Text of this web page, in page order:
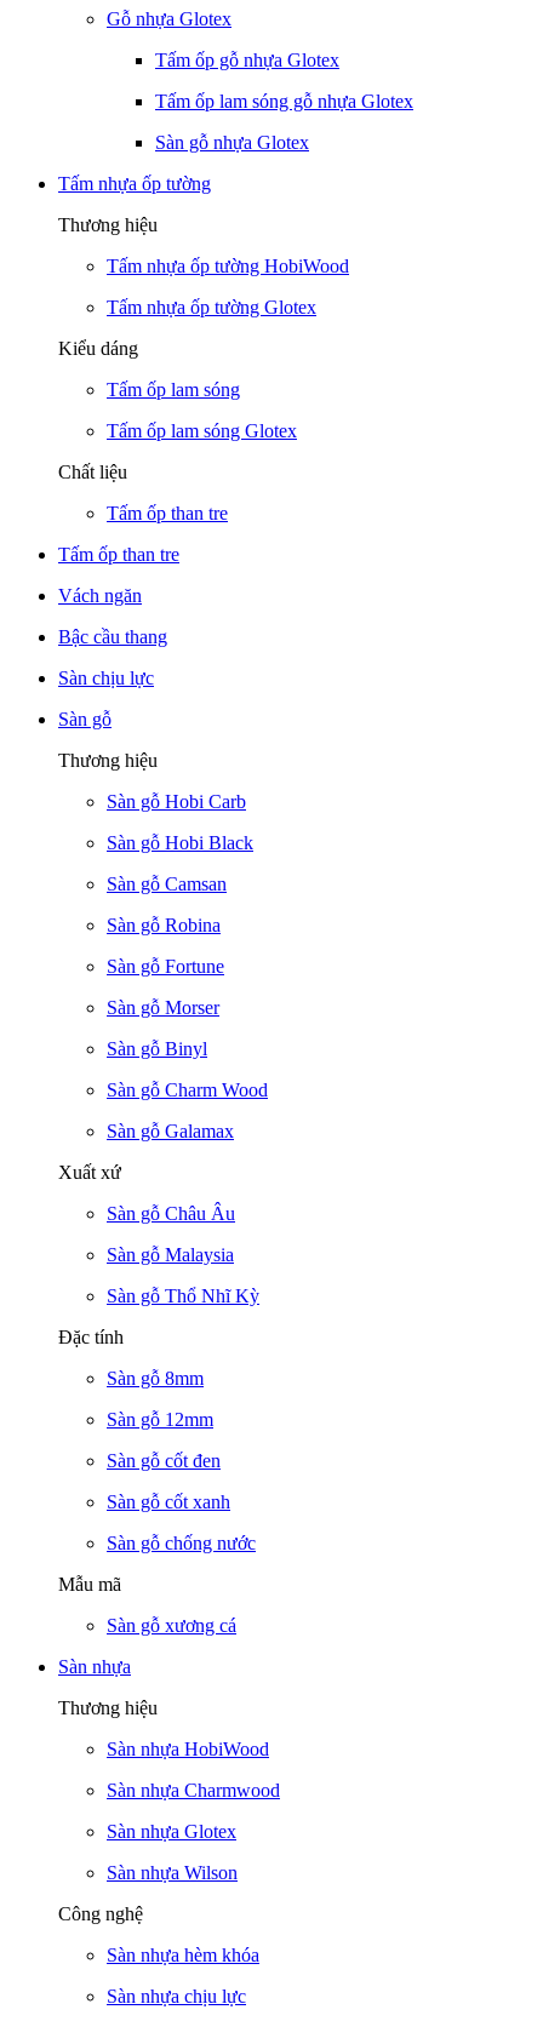
Gỗ nhựa Glotex
Tấm ốp gỗ nhựa Glotex
Tấm ốp lam sóng gỗ nhựa Glotex
Sàn gỗ nhựa Glotex
Tấm nhựa ốp tường
Thương hiệu
Tấm nhựa ốp tường HobiWood
Tấm nhựa ốp tường Glotex
Kiểu dáng
Tấm ốp lam sóng
Tấm ốp lam sóng Glotex
Chất liệu
Tấm ốp than tre
Tấm ốp than tre
Vách ngăn
Bậc cầu thang
Sàn chịu lực
Sàn gỗ
Thương hiệu
Sàn gỗ Hobi Carb
Sàn gỗ Hobi Black
Sàn gỗ Camsan
Sàn gỗ Robina
Sàn gỗ Fortune
Sàn gỗ Morser
Sàn gỗ Binyl
Sàn gỗ Charm Wood
Sàn gỗ Galamax
Xuất xứ
Sàn gỗ Châu Âu
Sàn gỗ Malaysia
Sàn gỗ Thổ Nhĩ Kỳ
Đặc tính
Sàn gỗ 8mm
Sàn gỗ 12mm
Sàn gỗ cốt đen
Sàn gỗ cốt xanh
Sàn gỗ chống nước
Mẫu mã
Sàn gỗ xương cá
Sàn nhựa
Thương hiệu
Sàn nhựa HobiWood
Sàn nhựa Charmwood
Sàn nhựa Glotex
Sàn nhựa Wilson
Công nghệ
Sàn nhựa hèm khóa
Sàn nhựa chịu lực